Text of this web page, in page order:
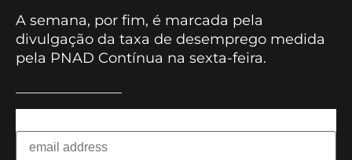
A semana, por fim, é marcada pela
divulgação da taxa de desemprego medida
pela PNAD Contínua na sexta-feira.